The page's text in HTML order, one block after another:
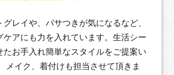
グレイや、パサつきが気になるなど、
ケアにも力を入れています。生活シー
たお手入れ簡単なスタイルをご提案い
メイク、着付けも担当させて頂きま